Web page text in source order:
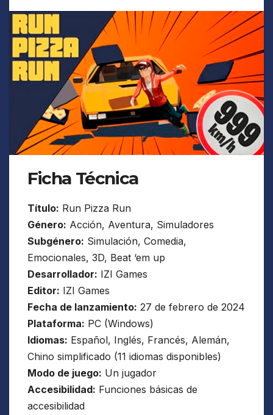
Ficha Técnica
Título: Run Pizza Run
Género: Acción, Aventura, Simuladores
Subgénero: Simulación, Comedia,
Emocionales, 3D, Beat ‘em up
Desarrollador: IZI Games
Editor: IZI Games
Fecha de lanzamiento: 27 de febrero de 2024
Plataforma: PC (Windows)
Idiomas: Español, Inglés, Francés, Alemán,
Chino simplificado (11 idiomas disponibles)
Modo de juego: Un jugador
Accesibilidad: Funciones básicas de
accesibilidad